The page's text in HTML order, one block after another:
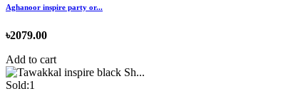
Aghanoor inspire party or...
৳2079.00
Add to cart
Sold:1